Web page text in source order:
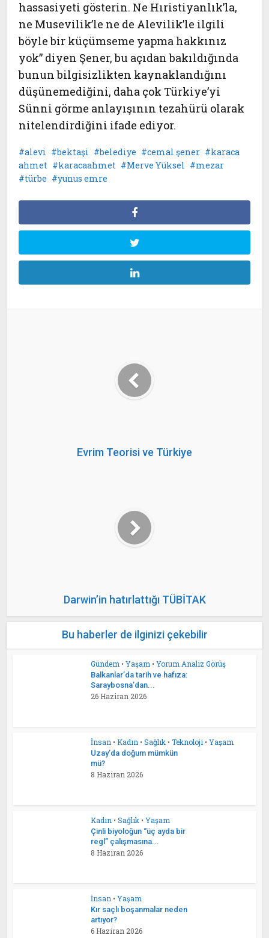
hassasiyeti gösterin. Ne Hıristiyanlık’la,
ne Musevilik’le ne de Alevilik’le ilgili
böyle bir küçümseme yapma hakkınız
yok” diyen Şener, bu açıdan bakıldığında
bunun bilgisizlikten kaynaklandığını
düşünemediğini, daha çok Türkiye’yi
Sünni görme anlayışının tezahürü olarak
nitelendirdiğini ifade ediyor.
alevi bektaşi belediye cemal şener
karaca
ahmet
karacaahmet Merve Yüksel
mezar
türbe
yunus emre
Evrim Teorisi ve Türkiye
Darwin’in hatırlattığı TÜBİTAK
Bu haberler de ilginizi çekebilir
Gündem • Yaşam • Yorum Analiz Görüş
Balkanlar’da tarih ve hafıza:
Saraybosna’dan...
26 Haziran 2026
İnsan • Kadın • Sağlık • Teknoloji • Yaşam
Uzay’da doğum mümkün
mü?
8 Haziran 2026
Kadın • Sağlık • Yaşam
Çinli biyoloğun “üç ayda bir
regl” çalışmasına...
8 Haziran 2026
İnsan • Yaşam
Kır saçlı boşanmalar neden
artıyor?
6 Haziran 2026